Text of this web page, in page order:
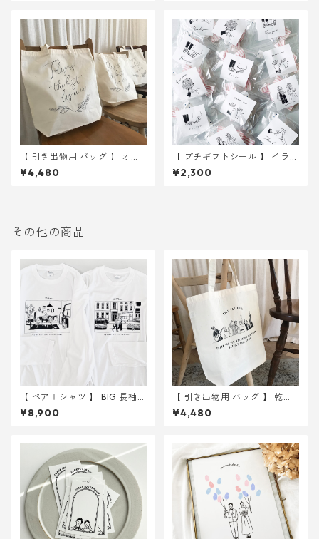
【 引き出物用 バッグ 】 オリ
ーブ 10枚 ｜ 結婚式 トート
バッグ
¥4,480
【 プチギフトシール 】 イラス
ト 6種入り 30枚 ｜ 結婚式
ウェディング
¥2,300
その他の商品
【 ペアＴシャツ 】 BIG 長袖Ｔ
シャツ
¥8,900
【 引き出物用 バッグ 】 乾
杯 10枚 ｜ 結婚式 トートバ
ッグ
¥4,480